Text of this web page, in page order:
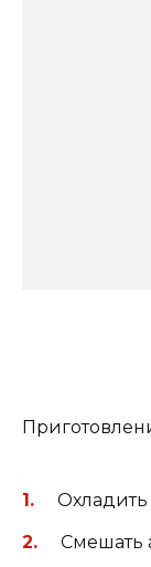
Охладить
Смешать